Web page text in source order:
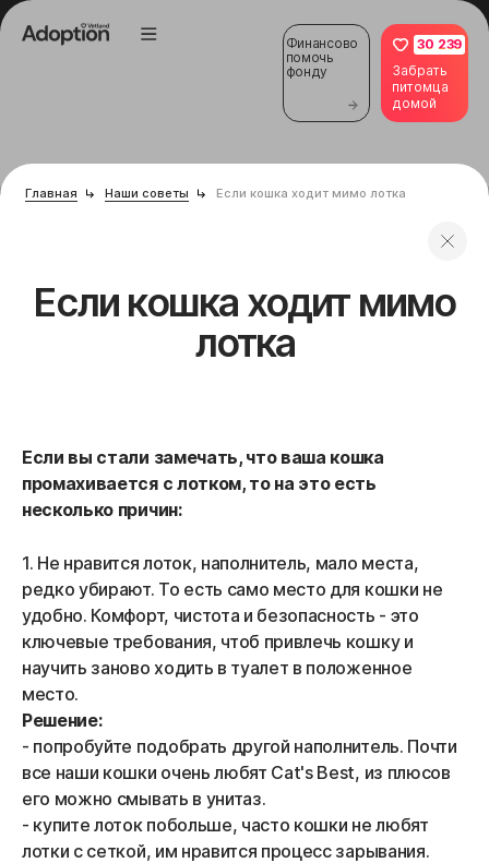
Финансово
помочь
фонду
30 239
Забрать
питомца
домой
Главная Наши советы Если кошка ходит мимо лотка
Если кошка ходит мимо
лотка
Если вы стали замечать, что ваша кошка
промахивается с лотком, то на это есть
несколько причин:
1. Не нравится лоток, наполнитель, мало места,
редко убирают. То есть само место для кошки не
удобно. Комфорт, чистота и безопасность - это
ключевые требования, чтоб привлечь кошку и
научить заново ходить в туалет в положенное
место.
Решение:
- попробуйте подобрать другой наполнитель. Почти
все наши кошки очень любят Cat's Best, из плюсов
его можно смывать в унитаз.
- купите лоток побольше, часто кошки не любят
лотки с сеткой, им нравится процесс зарывания.